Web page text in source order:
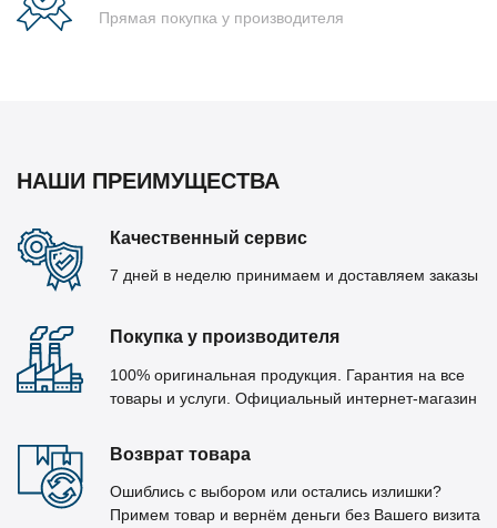
Прямая покупка у производителя
НАШИ ПРЕИМУЩЕСТВА
Качественный сервис
7 дней в неделю принимаем и доставляем заказы
Покупка у производителя
100% оригинальная продукция. Гарантия на все
товары и услуги. Официальный интернет-магазин
Возврат товара
Ошиблись с выбором или остались излишки?
Примем товар и вернём деньги без Вашего визита